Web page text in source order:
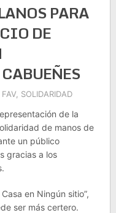
PARA
DE
, SOLIDARIDAD
de la
de manos de
un público
gracias a los
en Ningún sitio”,
ser más certero.